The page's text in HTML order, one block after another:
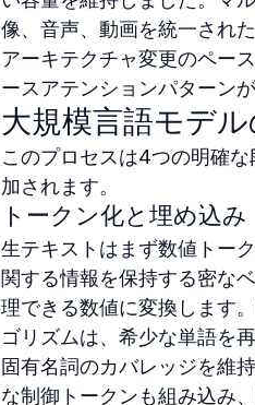
像、音声、動画を統一され
アーキテクチャ変更のペー
ースアテンションパターン
大規模言語モデ
このプロセスは4つの明確
加されます。
トークン化と埋め込み
生テキストはまず数値トー
関する情報を保持する密な
理できる数値に変換しま
ゴリズムは、希少な単語を
固有名詞のカバレッジを維
な制御トークンも組み込み